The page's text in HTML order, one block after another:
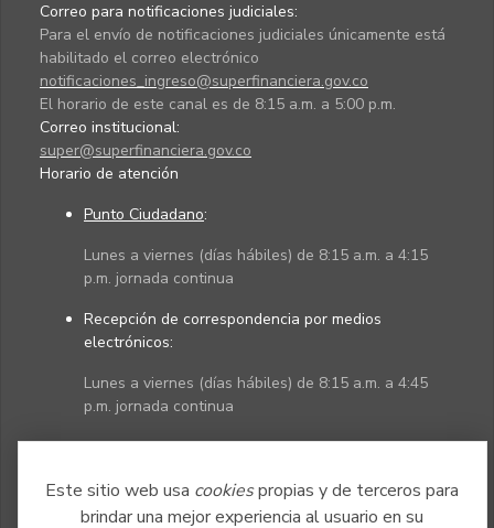
Este sitio web usa cookiespropias y de terceros para
brindar una mejor experiencia al usuario en su
Correo para notificaciones judiciales:
Para el envío de notificaciones judiciales únicamente está
habilitado el correo electrónico
notificaciones_ingreso@superfinanciera.gov.co
El horario de este canal es de 8:15 a.m. a 5:00 p.m.
Correo institucional:
super@superfinanciera.gov.co
Horario de atención
Punto Ciudadano:
Lunes a viernes (días hábiles) de 8:15 a.m. a 4:15
p.m. jornada continua
Recepción de correspondencia por medios
electrónicos:
Lunes a viernes (días hábiles) de 8:15 a.m. a 4:45
p.m. jornada continua